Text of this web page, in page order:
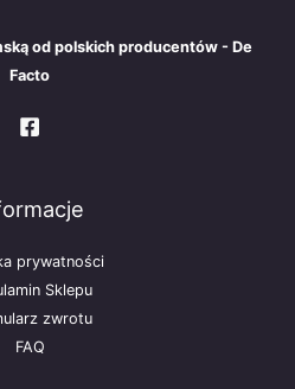
od polskich producentów - De
Facto
prywatności
Sklepu
zwrotu
FAQ